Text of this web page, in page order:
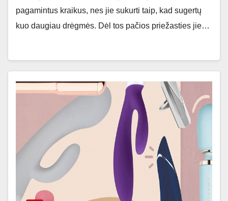
pagamintus kraikus, nes jie sukurti taip, kad sugertų
kuo daugiau drėgmės. Dėl tos pačios priežasties jie…